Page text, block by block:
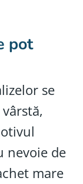
pot
se
nevoie de
mare